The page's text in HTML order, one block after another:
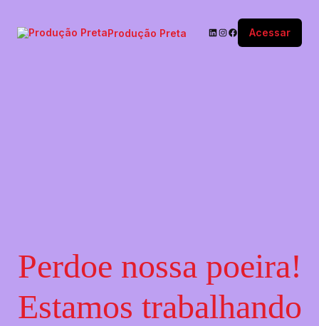
Produção Preta Acessar
Perdoe nossa poeira!
Estamos trabalhando